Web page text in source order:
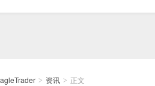
> 资讯 > 正文